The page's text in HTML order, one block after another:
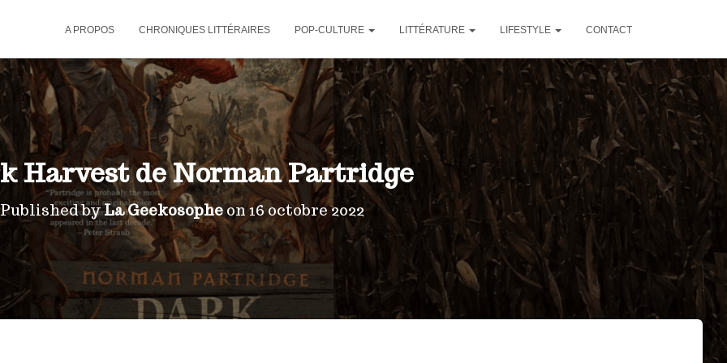
A PROPOS CHRONIQUES LITTÉRAIRES POP-CULTURE LITTÉRATURE LIFESTYLE CONTACT
Harvest de Norman Partridge
Published byLa Geekosopheon 16 octobre 2022